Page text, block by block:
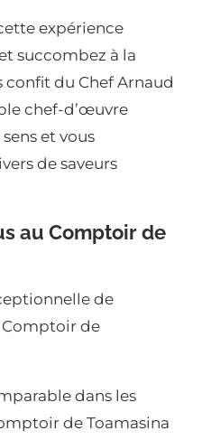
expérience
succombez à la
confit du Chef Arnaud
chef-d’œuvre
et vous
de saveurs
au Comptoir de
de
Comptoir de
dans les
de Toamasina